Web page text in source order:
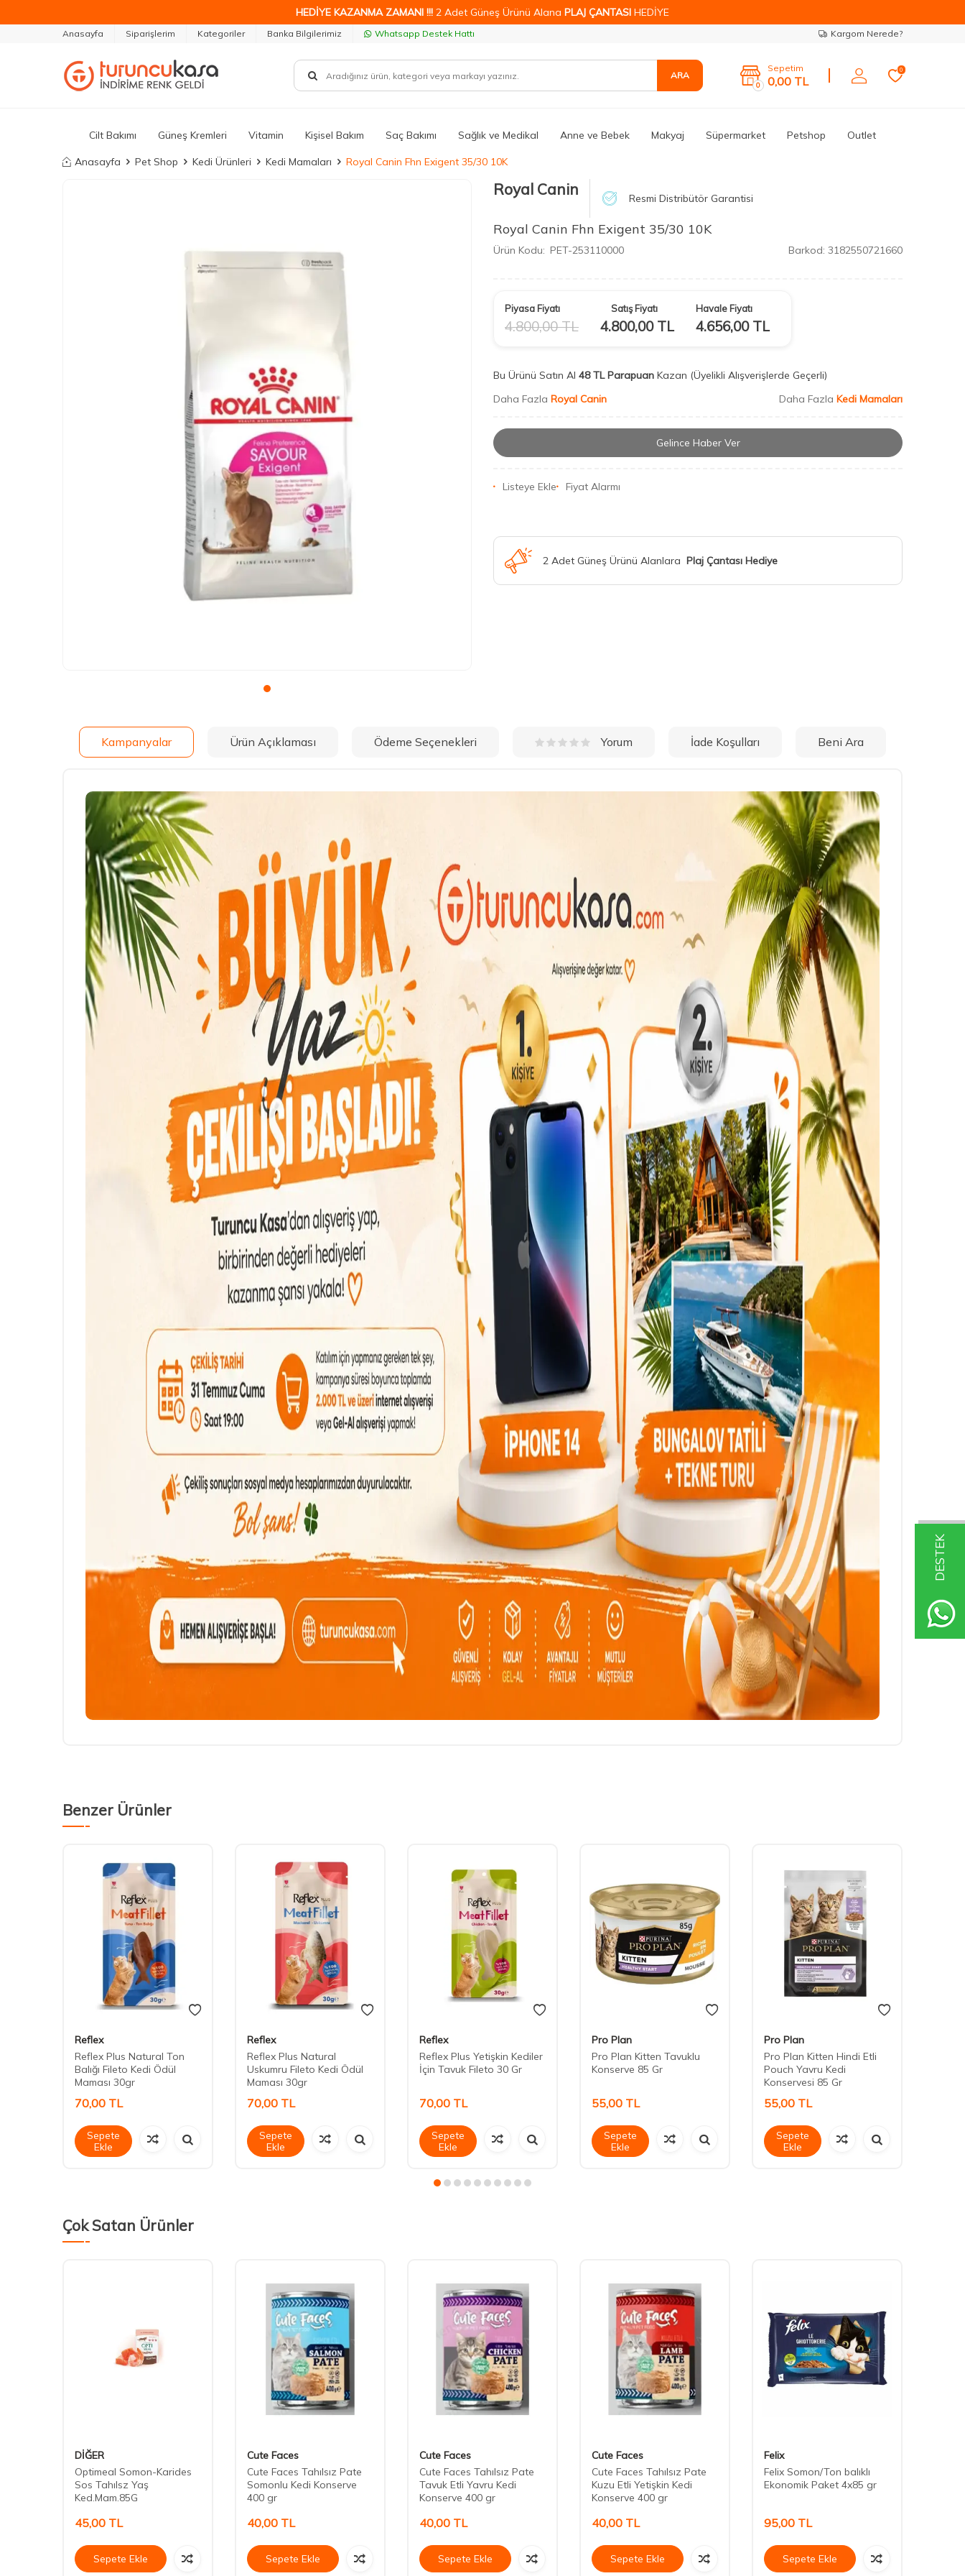
DESTEK
HEDİYE KAZANMA ZAMANI !!! 2 Adet Güneş Ürünü Alana PLAJ ÇANTASI HEDİYE
Anasayfa Siparişlerim Kategoriler Banka Bilgilerimiz Whatsapp Destek Hattı Kargom Nerede?
ARA
0
Sepetim
0,00 TL
0
Cilt Bakımı Güneş Kremleri Vitamin Kişisel Bakım Saç Bakımı Sağlık ve Medikal Anne ve Bebek Makyaj Süpermarket Petshop Outlet
Anasayfa Pet Shop Kedi Ürünleri Kedi Mamaları Royal Canin Fhn Exigent 35/30 10K
Royal Canin Resmi Distribütör Garantisi
Royal Canin Fhn Exigent 35/30 10K
Ürün Kodu: PET-253110000 Barkod: 3182550721660
Piyasa Fiyatı
4.800,00TL
Satış Fiyatı
4.800,00TL
Havale Fiyatı
4.656,00TL
Bu Ürünü Satın Al 48 TL Parapuan Kazan (Üyelikli Alışverişlerde Geçerli)
Daha Fazla Royal Canin Daha Fazla Kedi Mamaları
Gelince Haber Ver
Listeye Ekle Fiyat Alarmı
2 Adet Güneş Ürünü Alanlara Plaj Çantası Hediye
Kampanyalar Ürün Açıklaması Ödeme Seçenekleri Yorum İade Koşulları Beni Ara
Benzer Ürünler
Reflex
Reflex Plus Natural Ton
Balığı Fileto Kedi Ödül
Maması 30gr
70,00 TL
Sepete
Ekle
Reflex
Reflex Plus Natural
Uskumru Fileto Kedi Ödül
Maması 30gr
70,00 TL
Sepete
Ekle
Reflex
Reflex Plus Yetişkin Kediler
İçin Tavuk Fileto 30 Gr
70,00 TL
Sepete
Ekle
Pro Plan
Pro Plan Kitten Tavuklu
Konserve 85 Gr
55,00 TL
Sepete
Ekle
Pro Plan
Pro Plan Kitten Hindi Etli
Pouch Yavru Kedi
Konservesi 85 Gr
55,00 TL
Sepete
Ekle
Çok Satan Ürünler
DİĞER
Optimeal Somon-Karides
Sos Tahılsz Yaş
Ked.Mam.85G
45,00 TL
Sepete Ekle
Cute Faces
Cute Faces Tahılsız Pate
Somonlu Kedi Konserve
400 gr
40,00 TL
Sepete Ekle
Cute Faces
Cute Faces Tahılsız Pate
Tavuk Etli Yavru Kedi
Konserve 400 gr
40,00 TL
Sepete Ekle
Cute Faces
Cute Faces Tahılsız Pate
Kuzu Etli Yetişkin Kedi
Konserve 400 gr
40,00 TL
Sepete Ekle
Felix
Felix Somon/Ton balıklı
Ekonomik Paket 4x85 gr
95,00 TL
Sepete Ekle